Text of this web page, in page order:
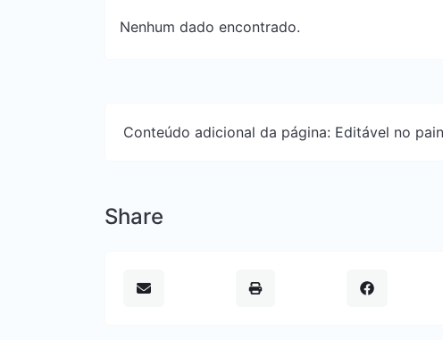
Nenhum dado encontrado.
Conteúdo adicional da página: Editável no
Share